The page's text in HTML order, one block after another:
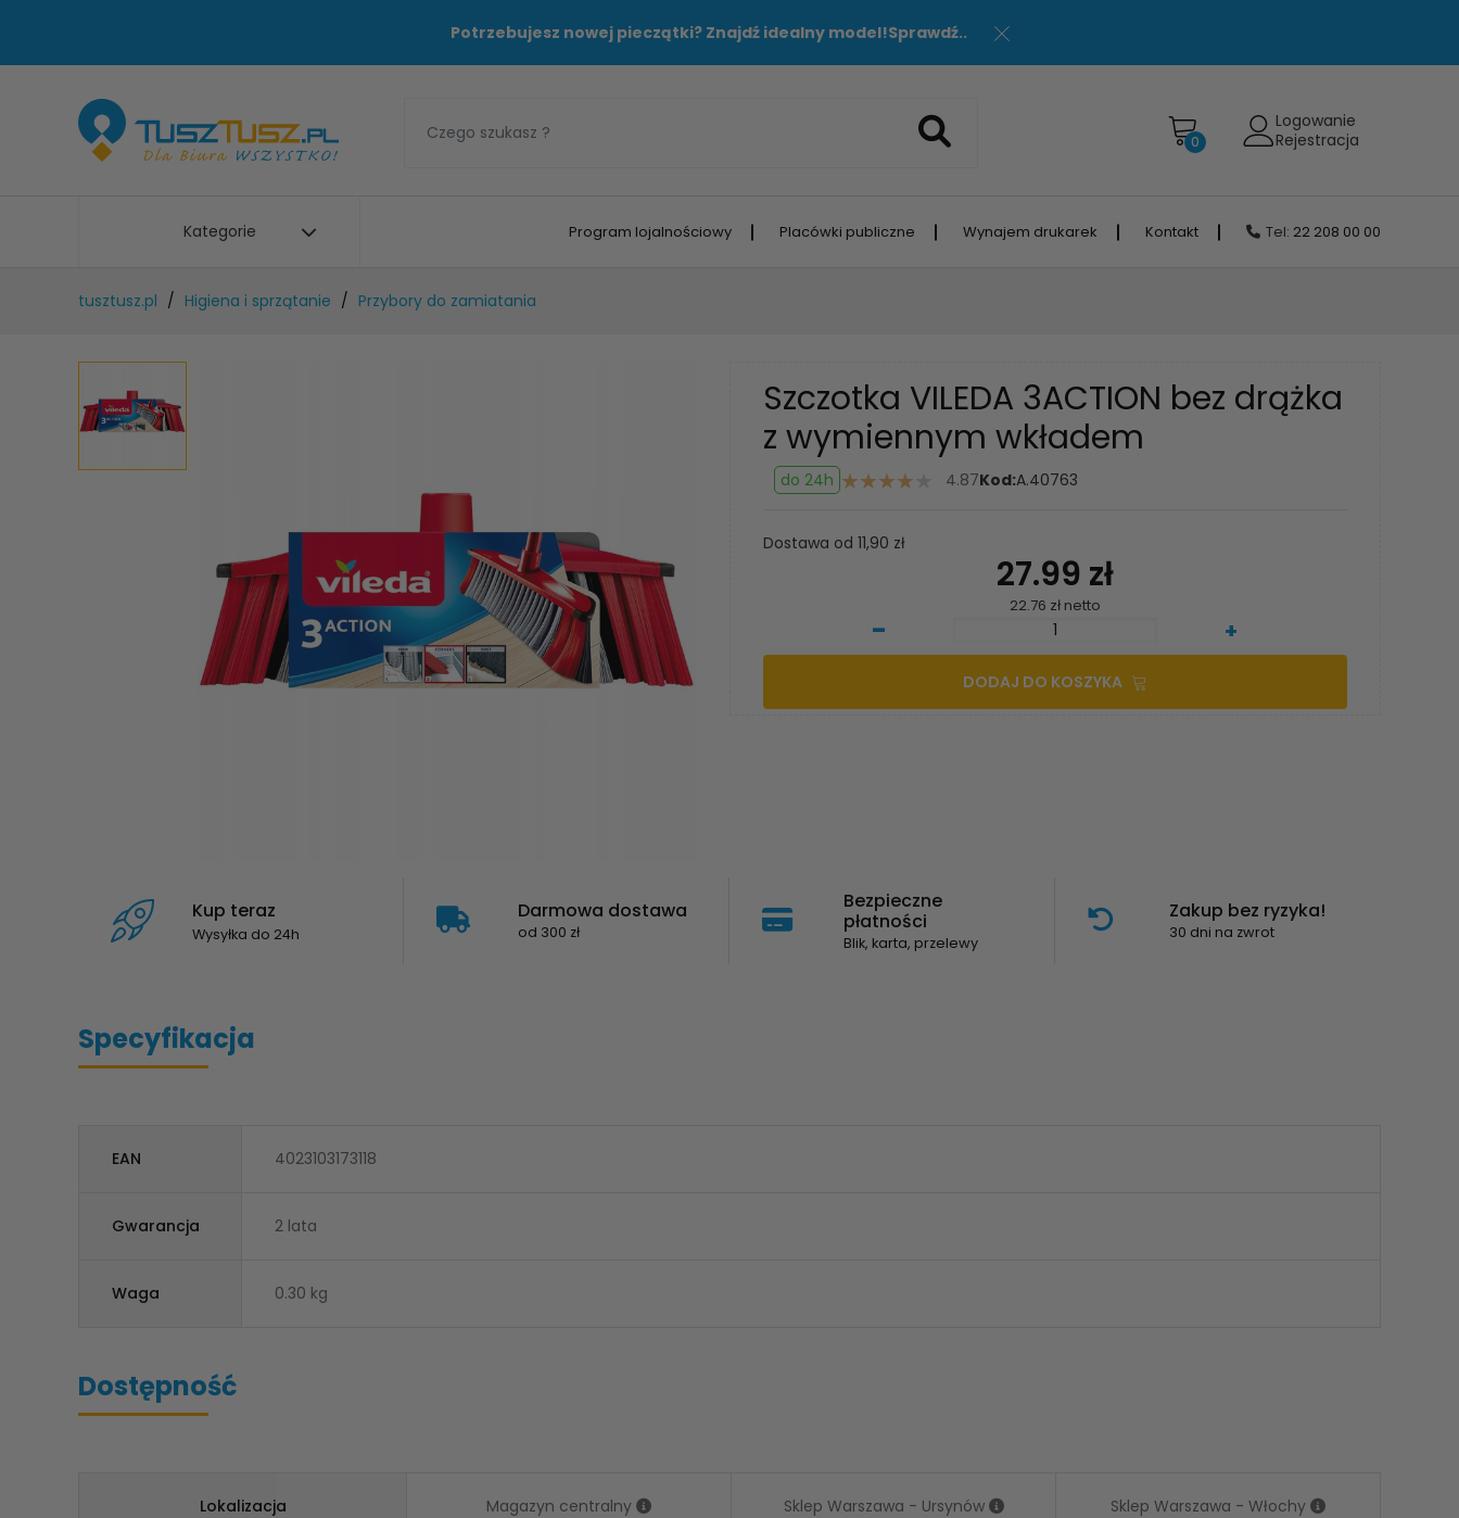
Potrzebujesz nowej pieczątki? Znajdź idealny model!Sprawdź..
0
Logowanie
Rejestracja
Kategorie Program lojalnościowy Placówki publiczne Wynajem drukarek Kontakt Tel: 22 208 00 00
tusztusz.pl Higiena i sprzątanie Przybory do zamiatania
Szczotka VILEDA 3ACTION bez drążka
z wymiennym wkładem
do 24h 4.87Kod:A.40763
Dostawa od 11,90 zł
27.99 zł
22.76 zł netto
- +
DODAJ DO KOSZYKA
Kup teraz
Wysyłka do 24h
Darmowa dostawa
od 300 zł
Bezpieczne
płatności
Blik, karta, przelewy
Zakup bez ryzyka!
30 dni na zwrot
Specyfikacja
EAN 4023103173118
Gwarancja 2 lata
Waga 0.30 kg
Dostępność
Lokalizacja Magazyn centralny Sklep Warszawa - Ursynów Sklep Warszawa - Włochy